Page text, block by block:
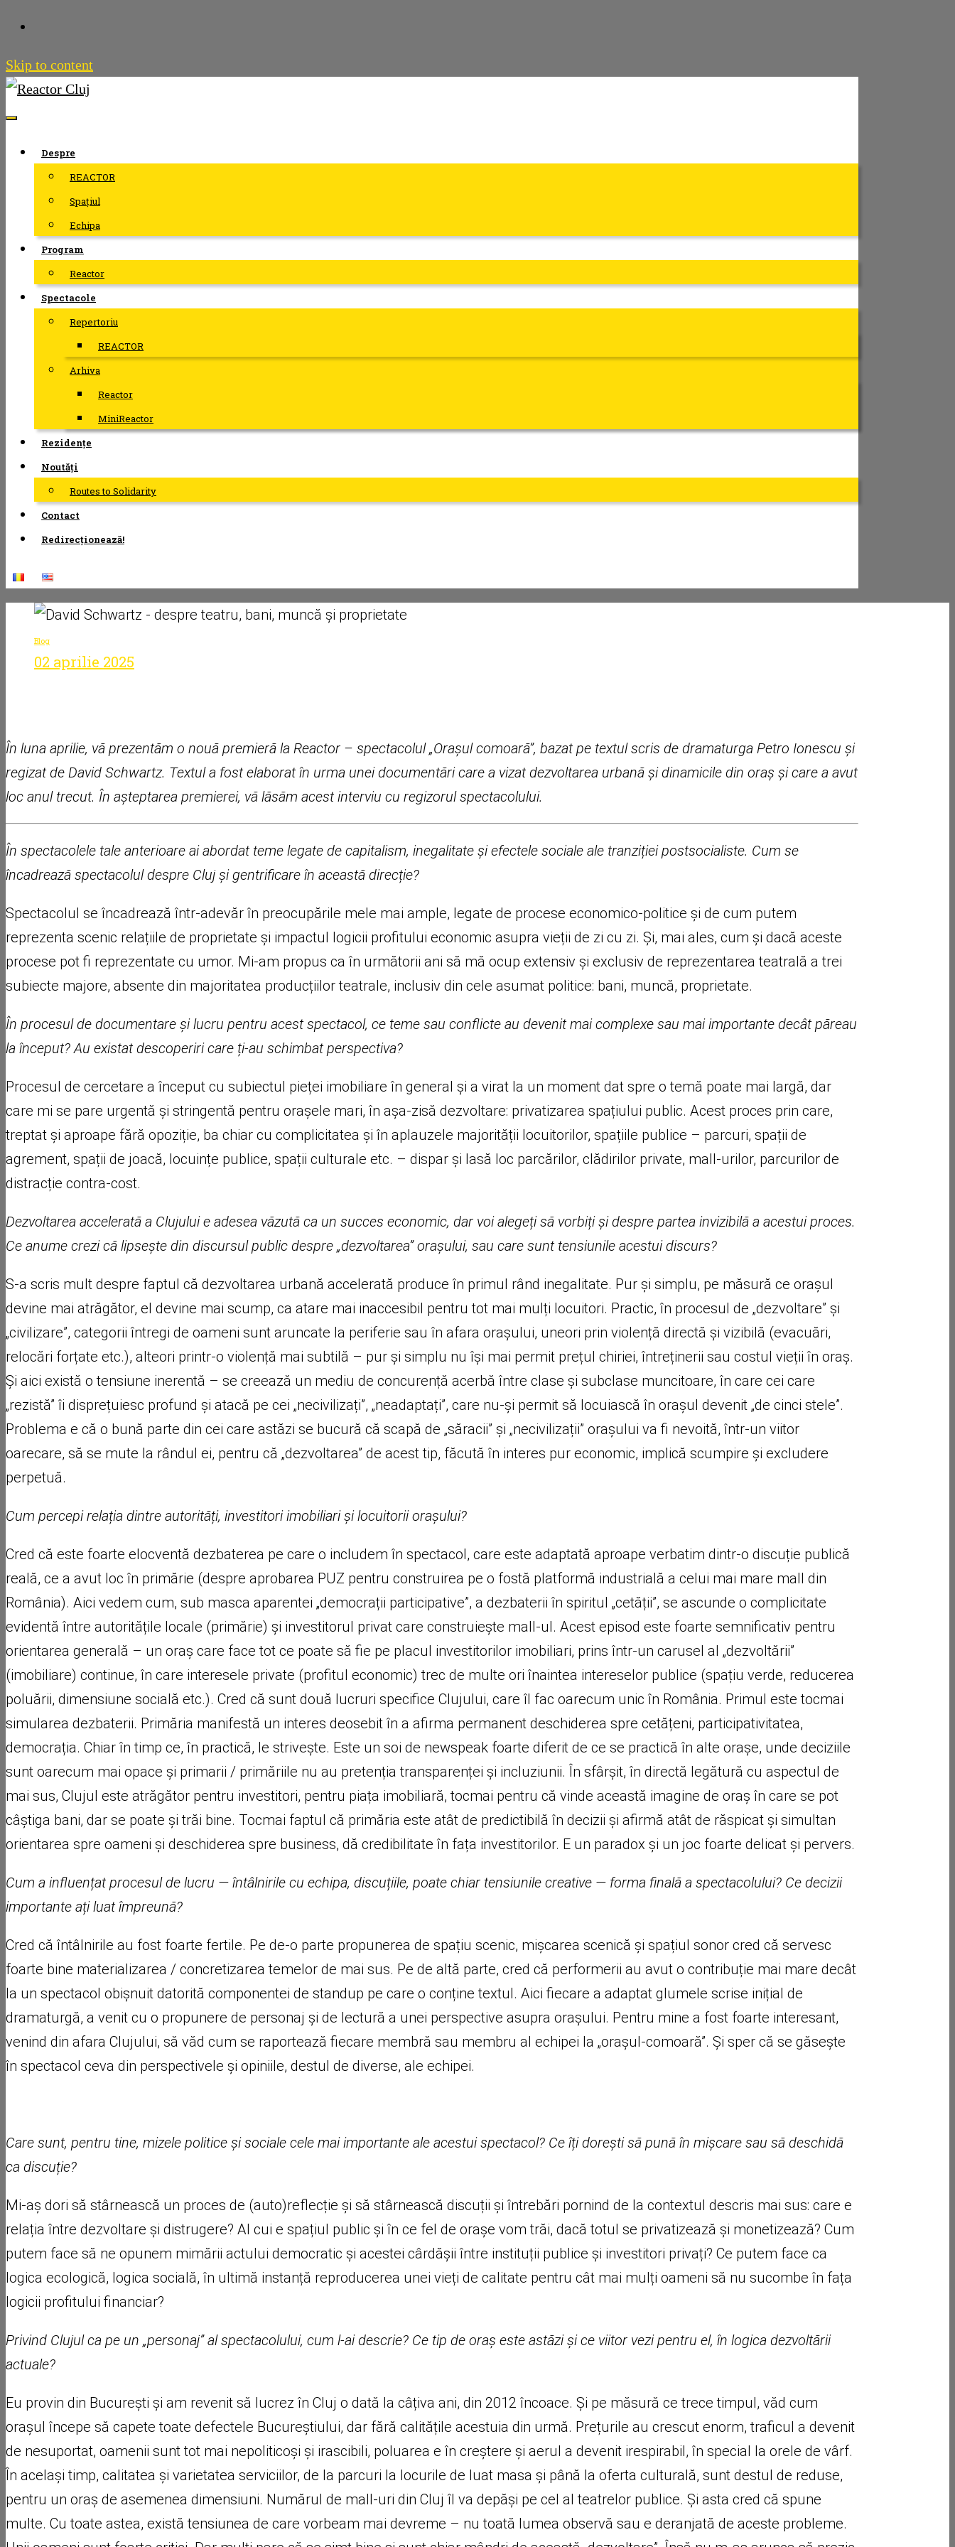
Skip to content
Despre
REACTOR
Spațiul
Echipa
Program
Reactor
Spectacole
Repertoriu
REACTOR
Arhiva
Reactor
MiniReactor
Rezidențe
Noutăți
Routes to Solidarity
Contact
Redirecționează!
Blog
02 aprilie 2025
În luna aprilie, vă prezentăm o nouă premieră la Reactor – spectacolul „Orașul comoară”, bazat pe textul scris de dramaturga Petro Ionescu și
regizat de David Schwartz. Textul a fost elaborat în urma unei documentări care a vizat dezvoltarea urbană și dinamicile din oraș și care a avut
loc anul trecut. În așteptarea premierei, vă lăsăm acest interviu cu regizorul spectacolului.
În spectacolele tale anterioare ai abordat teme legate de capitalism, inegalitate și efectele sociale ale tranziției postsocialiste. Cum se
încadrează spectacolul despre Cluj și gentrificare în această direcție?
Spectacolul se încadrează într-adevăr în preocupările mele mai ample, legate de procese economico-politice și de cum putem
reprezenta scenic relațiile de proprietate și impactul logicii profitului economic asupra vieții de zi cu zi. Și, mai ales, cum și dacă aceste
procese pot fi reprezentate cu umor. Mi-am propus ca în următorii ani să mă ocup extensiv și exclusiv de reprezentarea teatrală a trei
subiecte majore, absente din majoritatea producțiilor teatrale, inclusiv din cele asumat politice: bani, muncă, proprietate.
În procesul de documentare și lucru pentru acest spectacol, ce teme sau conflicte au devenit mai complexe sau mai importante decât păreau
la început? Au existat descoperiri care ți-au schimbat perspectiva?
Procesul de cercetare a început cu subiectul pieței imobiliare în general și a virat la un moment dat spre o temă poate mai largă, dar
care mi se pare urgentă și stringentă pentru orașele mari, în așa-zisă dezvoltare: privatizarea spațiului public. Acest proces prin care,
treptat și aproape fără opoziție, ba chiar cu complicitatea și în aplauzele majorității locuitorilor, spațiile publice – parcuri, spații de
agrement, spații de joacă, locuințe publice, spații culturale etc. – dispar și lasă loc parcărilor, clădirilor private, mall-urilor, parcurilor de
distracție contra-cost.
Dezvoltarea accelerată a Clujului e adesea văzută ca un succes economic, dar voi alegeți să vorbiți și despre partea invizibilă a acestui proces.
Ce anume crezi că lipsește din discursul public despre „dezvoltarea” orașului, sau care sunt tensiunile acestui discurs?
S-a scris mult despre faptul că dezvoltarea urbană accelerată produce în primul rând inegalitate. Pur și simplu, pe măsură ce orașul
devine mai atrăgător, el devine mai scump, ca atare mai inaccesibil pentru tot mai mulți locuitori. Practic, în procesul de „dezvoltare” și
„civilizare”, categorii întregi de oameni sunt aruncate la periferie sau în afara orașului, uneori prin violență directă și vizibilă (evacuări,
relocări forțate etc.), alteori printr-o violență mai subtilă – pur și simplu nu își mai permit prețul chiriei, întreținerii sau costul vieții în oraș.
Și aici există o tensiune inerentă – se creează un mediu de concurență acerbă între clase și subclase muncitoare, în care cei care
„rezistă” îi disprețuiesc profund și atacă pe cei „necivilizați”, „neadaptați”, care nu-și permit să locuiască în orașul devenit „de cinci stele”.
Problema e că o bună parte din cei care astăzi se bucură că scapă de „săracii” și „necivilizații” orașului va fi nevoită, într-un viitor
oarecare, să se mute la rândul ei, pentru că „dezvoltarea” de acest tip, făcută în interes pur economic, implică scumpire și excludere
perpetuă.
Cum percepi relația dintre autorități, investitori imobiliari și locuitorii orașului?
Cred că este foarte elocventă dezbaterea pe care o includem în spectacol, care este adaptată aproape verbatim dintr-o discuție publică
reală, ce a avut loc în primărie (despre aprobarea PUZ pentru construirea pe o fostă platformă industrială a celui mai mare mall din
România). Aici vedem cum, sub masca aparentei „democrații participative”, a dezbaterii în spiritul „cetății”, se ascunde o complicitate
evidentă între autoritățile locale (primărie) și investitorul privat care construiește mall-ul. Acest episod este foarte semnificativ pentru
orientarea generală – un oraș care face tot ce poate să fie pe placul investitorilor imobiliari, prins într-un carusel al „dezvoltării”
(imobiliare) continue, în care interesele private (profitul economic) trec de multe ori înaintea intereselor publice (spațiu verde, reducerea
poluării, dimensiune socială etc.). Cred că sunt două lucruri specifice Clujului, care îl fac oarecum unic în România. Primul este tocmai
simularea dezbaterii. Primăria manifestă un interes deosebit în a afirma permanent deschiderea spre cetățeni, participativitatea,
democrația. Chiar în timp ce, în practică, le strivește. Este un soi de newspeak foarte diferit de ce se practică în alte orașe, unde deciziile
sunt oarecum mai opace și primarii / primăriile nu au pretenția transparenței și incluziunii. În sfârșit, în directă legătură cu aspectul de
mai sus, Clujul este atrăgător pentru investitori, pentru piața imobiliară, tocmai pentru că vinde această imagine de oraș în care se pot
câștiga bani, dar se poate și trăi bine. Tocmai faptul că primăria este atât de predictibilă în decizii și afirmă atât de răspicat și simultan
orientarea spre oameni și deschiderea spre business, dă credibilitate în fața investitorilor. E un paradox și un joc foarte delicat și pervers.
Cum a influențat procesul de lucru — întâlnirile cu echipa, discuțiile, poate chiar tensiunile creative — forma finală a spectacolului? Ce decizii
importante ați luat împreună?
Cred că întâlnirile au fost foarte fertile. Pe de-o parte propunerea de spațiu scenic, mișcarea scenică și spațiul sonor cred că servesc
foarte bine materializarea / concretizarea temelor de mai sus. Pe de altă parte, cred că performerii au avut o contribuție mai mare decât
la un spectacol obișnuit datorită componentei de standup pe care o conține textul. Aici fiecare a adaptat glumele scrise inițial de
dramaturgă, a venit cu o propunere de personaj și de lectură a unei perspective asupra orașului. Pentru mine a fost foarte interesant,
venind din afara Clujului, să văd cum se raportează fiecare membră sau membru al echipei la „orașul-comoară”. Și sper că se găsește
în spectacol ceva din perspectivele și opiniile, destul de diverse, ale echipei.
Care sunt, pentru tine, mizele politice și sociale cele mai importante ale acestui spectacol? Ce îți dorești să pună în mișcare sau să deschidă
ca discuție?
Mi-aș dori să stârnească un proces de (auto)reflecție și să stârnească discuții și întrebări pornind de la contextul descris mai sus: care e
relația între dezvoltare și distrugere? Al cui e spațiul public și în ce fel de orașe vom trăi, dacă totul se privatizează și monetizează? Cum
putem face să ne opunem mimării actului democratic și acestei cârdășii între instituții publice și investitori privați? Ce putem face ca
logica ecologică, logica socială, în ultimă instanță reproducerea unei vieți de calitate pentru cât mai mulți oameni să nu sucombe în fața
logicii profitului financiar?
Privind Clujul ca pe un „personaj” al spectacolului, cum l-ai descrie? Ce tip de oraș este astăzi și ce viitor vezi pentru el, în logica dezvoltării
actuale?
Eu provin din București și am revenit să lucrez în Cluj o dată la câțiva ani, din 2012 încoace. Și pe măsură ce trece timpul, văd cum
orașul începe să capete toate defectele Bucureștiului, dar fără calitățile acestuia din urmă. Prețurile au crescut enorm, traficul a devenit
de nesuportat, oamenii sunt tot mai nepoliticoși și irascibili, poluarea e în creștere și aerul a devenit irespirabil, în special la orele de vârf.
În același timp, calitatea și varietatea serviciilor, de la parcuri la locurile de luat masa și până la oferta culturală, sunt destul de reduse,
pentru un oraș de asemenea dimensiuni. Numărul de mall-uri din Cluj îl va depăși pe cel al teatrelor publice. Și asta cred că spune
multe. Cu toate astea, există tensiunea de care vorbeam mai devreme – nu toată lumea observă sau e deranjată de aceste probleme.